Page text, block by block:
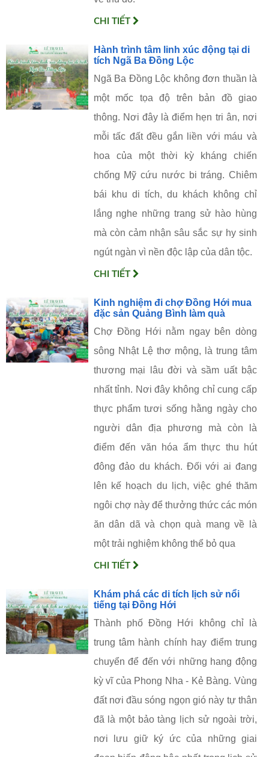
CHI TIẾT
Hành trình tâm linh xúc động tại di
tích Ngã Ba Đồng Lộc
Ngã Ba Đồng Lộc không đơn thuần là
một mốc tọa độ trên bản đồ giao
thông. Nơi đây là điểm hẹn tri ân, nơi
mỗi tấc đất đều gắn liền với máu và
hoa của một thời kỳ kháng chiến
chống Mỹ cứu nước bi tráng. Chiêm
bái khu di tích, du khách không chỉ
lắng nghe những trang sử hào hùng
mà còn cảm nhận sâu sắc sự hy sinh
ngút ngàn vì nền độc lập của dân tộc.
CHI TIẾT
Kinh nghiệm đi chợ Đồng Hới mua
đặc sản Quảng Bình làm quà
Chợ Đồng Hới nằm ngay bên dòng
sông Nhật Lệ thơ mộng, là trung tâm
thương mại lâu đời và sầm uất bậc
nhất tỉnh. Nơi đây không chỉ cung cấp
thực phẩm tươi sống hằng ngày cho
người dân địa phương mà còn là
điểm đến văn hóa ẩm thực thu hút
đông đảo du khách. Đối với ai đang
lên kế hoạch du lịch, việc ghé thăm
ngôi chợ này để thưởng thức các món
ăn dân dã và chọn quà mang về là
một trải nghiệm không thể bỏ qua
CHI TIẾT
Khám phá các di tích lịch sử nổi
tiếng tại Đồng Hới
Thành phố Đồng Hới không chỉ là
trung tâm hành chính hay điểm trung
chuyển để đến với những hang động
kỳ vĩ của Phong Nha - Kẻ Bàng. Vùng
đất nơi đầu sóng ngọn gió này tự thân
đã là một bảo tàng lịch sử ngoài trời,
nơi lưu giữ ký ức của những giai